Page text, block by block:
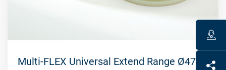
Multi-FLEX Universal Extend Range Ø47